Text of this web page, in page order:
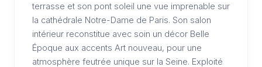
terrasse et son pont soleil une vue imprenable sur
la cathédrale Notre-Dame de Paris. Son salon
intérieur reconstitue avec soin un décor Belle
Époque aux accents Art nouveau, pour une
atmosphère feutrée unique sur la Seine. Exploité